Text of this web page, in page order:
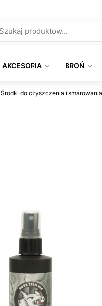
AKCESORIA BROŃ
Środki do czyszczenia i smarowania